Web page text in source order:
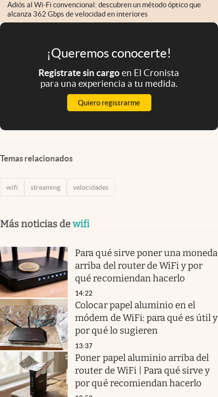
Adiós al Wi-Fi convencional: descubren un método óptico que
alcanza 362 Gbps de velocidad en interiores
¡Queremos conocerte!
Registrate sin cargoen El Cronista
para una experiencia a tu medida.
Quiero registrarme
Temas relacionados
wifi streaming velocidades
Más noticias dewifi
Para qué sirve poner una moneda
arriba del router de WiFi y por
qué recomiendan hacerlo
14:22
Colocar papel aluminio en el
módem de WiFi: para qué es útil y
por qué lo sugieren
13:37
Poner papel aluminio arriba del
router de WiFi | Para qué sirve y
por qué recomiendan hacerlo